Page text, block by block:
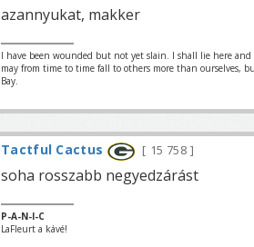
azannyukat, makker
I have been wounded but not yet slain. I shall lie here
may from time to time fall to others more than ourselves,
Bay.
Tactful Cactus 15 758
soha rosszabb negyedzárást
P-A-N-I-C
LaFleurt a kávé!